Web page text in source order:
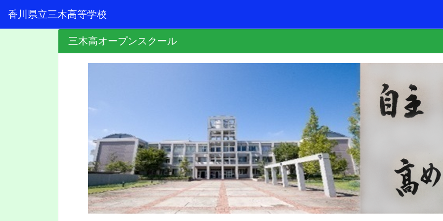
香川県立三木高等学校
三木高オープンスクール